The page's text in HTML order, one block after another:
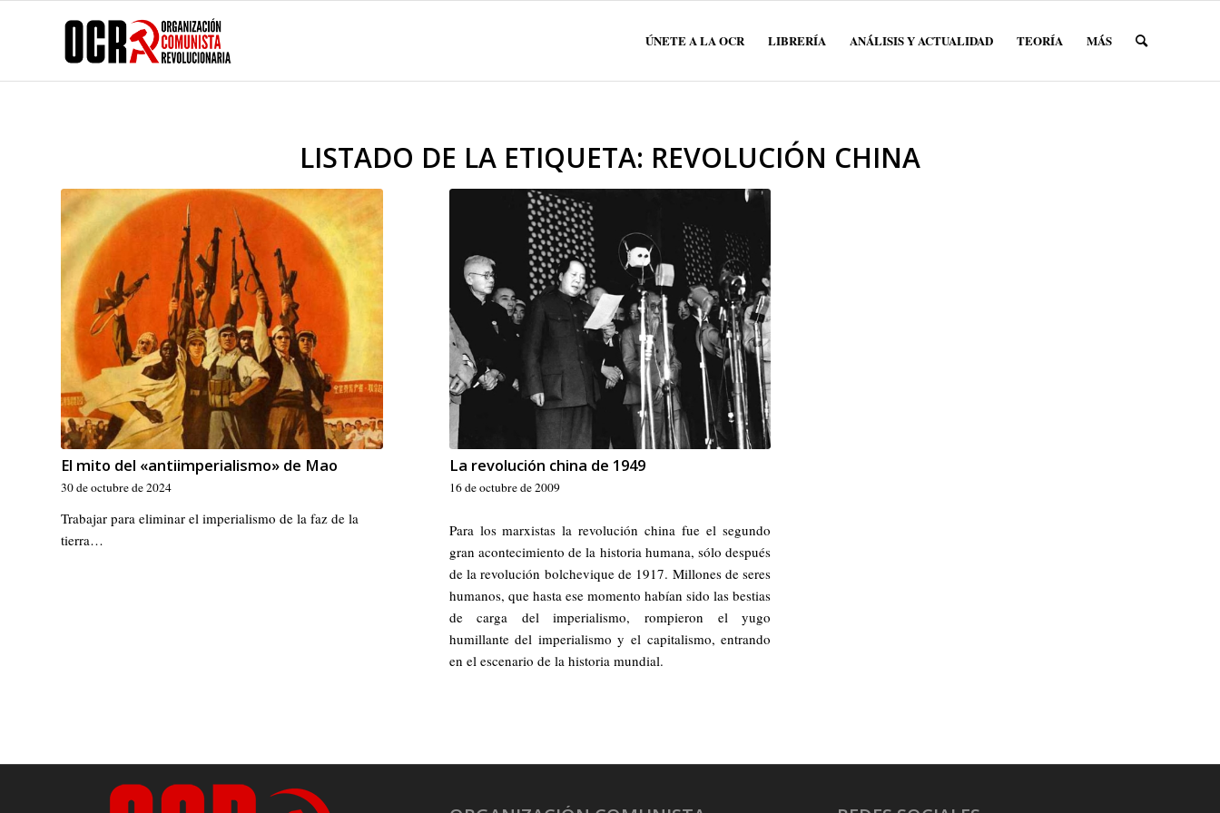
ÚNETE A LA OCR LIBRERÍA ANÁLISIS Y ACTUALIDAD TEORÍA MÁS
LISTADO DE LA ETIQUETA: REVOLUCIÓN CHINA
El mito del «antiimperialismo» de Mao
30 de octubre de 2024
Trabajar para eliminar el imperialismo de la faz de la
tierra…
La revolución china de 1949
16 de octubre de 2009
Para los marxistas la revolución china fue el segundo
gran acontecimiento de la historia humana, sólo después
de la revolución bolchevique de 1917. Millones de seres
humanos, que hasta ese momento habían sido las bestias
de carga del imperialismo, rompieron el yugo
humillante del imperialismo y el capitalismo, entrando
en el escenario de la historia mundial.